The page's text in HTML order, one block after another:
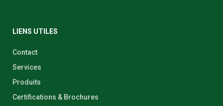
LIENS UTILES
Contact
Services
Produits
Certifications & Brochures